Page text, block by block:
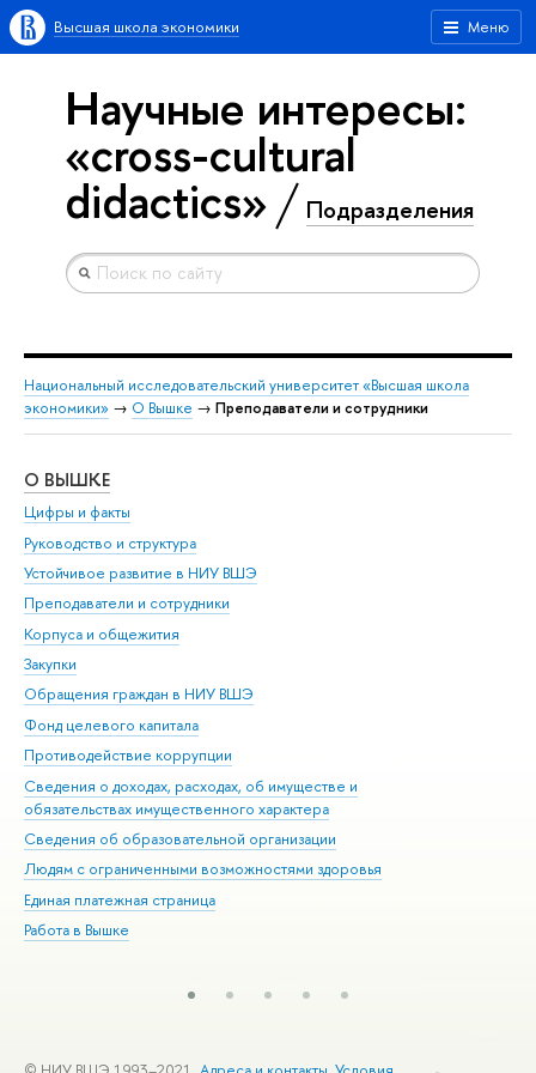
Меню
Высшая школа экономики
Научные интересы:
«cross-cultural
didactics» Подразделения
Национальный исследовательский университет «Высшая школа
экономики» → О Вышке → Преподаватели и сотрудники
О ВЫШКЕ
Цифры и факты
Руководство и структура
Устойчивое развитие в НИУ ВШЭ
Преподаватели и сотрудники
Корпуса и общежития
Закупки
Обращения граждан в НИУ ВШЭ
Фонд целевого капитала
Противодействие коррупции
Сведения о доходах, расходах, об имуществе и
обязательствах имущественного характера
Сведения об образовательной организации
Людям с ограниченными возможностями здоровья
Единая платежная страница
Работа в Вышке